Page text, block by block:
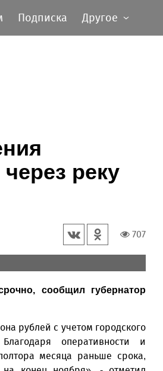
Подписка Другое
реку
707
сообщил губернатор
рублей с учетом городского
оперативности и
месяца раньше срока,